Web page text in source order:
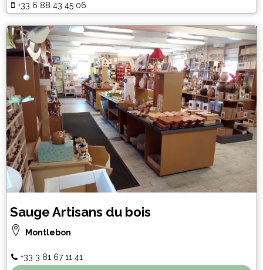
+33 6 88 43 45 06
Sauge Artisans du bois
Montlebon
+33 3 81 67 11 41